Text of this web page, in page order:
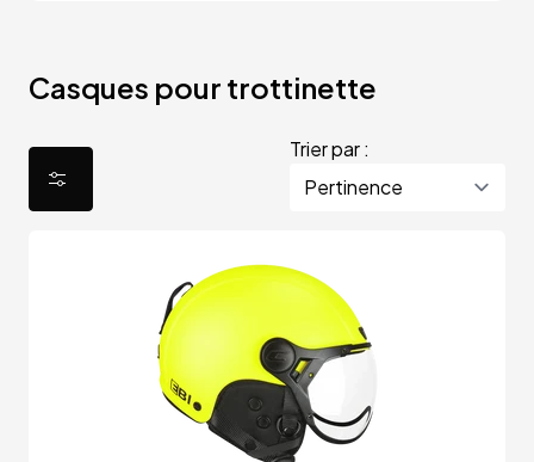
Casques pour trottinette
Trier par :